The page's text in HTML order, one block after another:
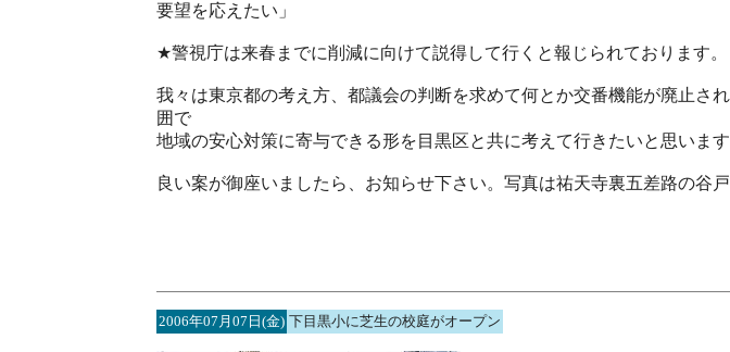
要望を応えたい」
★警視庁は来春までに削減に向けて説得して行くと報じられております。
我々は東京都の考え方、都議会の判断を求めて何とか交番機能が廃止さ
囲で
地域の安心対策に寄与できる形を目黒区と共に考えて行きたいと思います
良い案が御座いましたら、お知らせ下さい。写真は祐天寺裏五差路の谷戸
2006年07月07日(金) 下目黒小に芝生の校庭がオープン